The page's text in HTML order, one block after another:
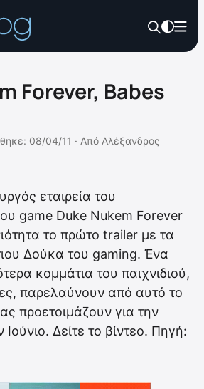
Forever, Babes
08/04/11 · Από Αλέξανδρος
εταιρεία του
game Duke Nukem Forever
το πρώτο trailer με τα
Δούκα του gaming. Ένα
κομμάτια του παιχνιδιού,
παρελαύνουν από αυτό το
προετοιμάζουν για την
Δείτε το βίντεο. Πηγή: